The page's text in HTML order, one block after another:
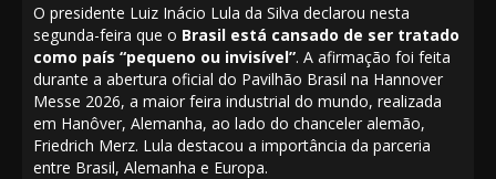
O presidente Luiz Inácio Lula da Silva declarou nesta
segunda-feira que o Brasil está cansado de ser tratado
como país “pequeno ou invisível”. A afirmação foi feita
durante a abertura oficial do Pavilhão Brasil na Hannover
Messe 2026, a maior feira industrial do mundo, realizada
em Hanôver, Alemanha, ao lado do chanceler alemão,
Friedrich Merz. Lula destacou a importância da parceria
entre Brasil, Alemanha e Europa.